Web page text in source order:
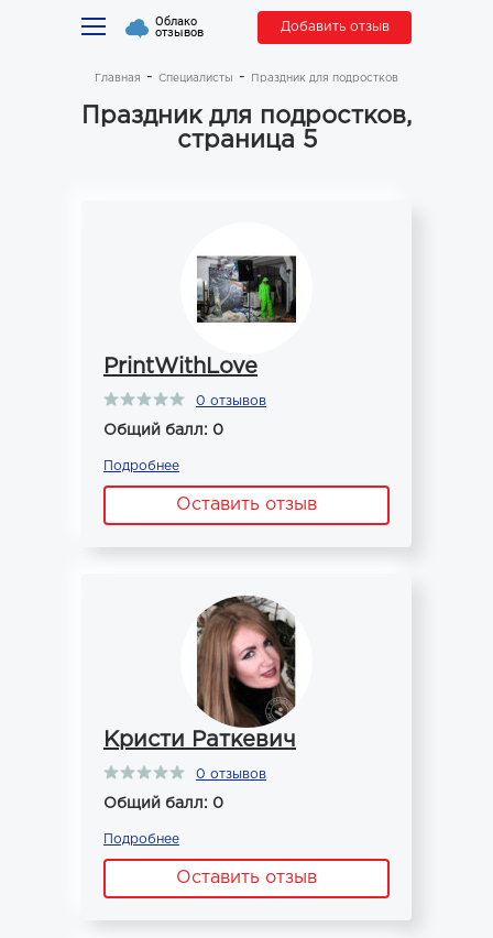
Облако
отзывов Добавить отзыв
Главная Специалисты Праздник для подростков
Праздник для подростков,
страница 5
PrintWithLove
0 отзывов
Общий балл: 0
Подробнее
Оставить отзыв
Кристи Раткевич
0 отзывов
Общий балл: 0
Подробнее
Оставить отзыв